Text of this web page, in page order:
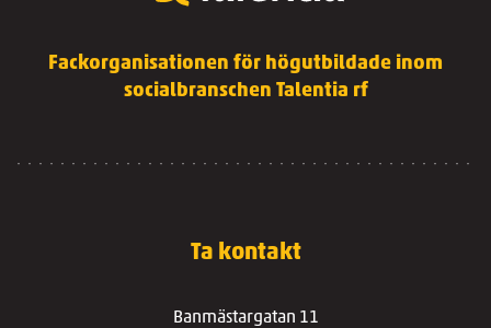
Fackorganisationen för högutbildade inom
socialbranschen Talentia rf
Ta kontakt
Banmästargatan 11